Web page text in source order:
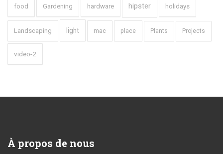
food Gardening hardware hipster holidays
Landscaping light mac place Plants Projects
video-2
À propos de nous